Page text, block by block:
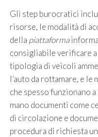
Gli step burocratici
risorse, le modalità di
della piattaforma
consigliabile verificare
tipologia di veicoli
l’auto da rottamare, e
che spesso funzionano
mano documenti come
di circolazione e
procedura di richiesta